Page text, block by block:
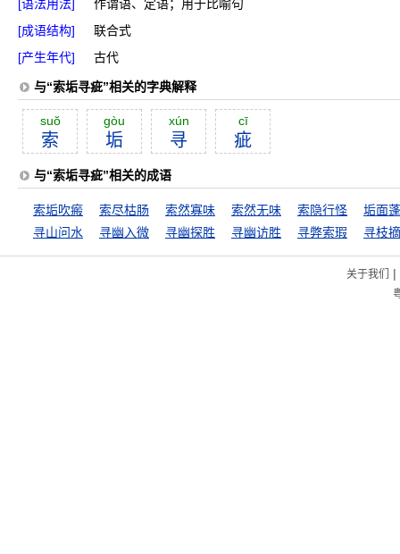
[语法用法]
作谓语、定语；用于比喻句
[成语结构]
联合式
[产生年代]
古代
与“索垢寻疵”相关的字典解释
suŏ
索
gòu
垢
xún
寻
cī
疵
与“索垢寻疵”相关的成语
索垢吹瘢 索尽枯肠 索然寡味 索然无味 索隐行怪
垢面
寻山问水
寻幽入微 寻幽探胜 寻幽访胜 寻弊索瑕 寻枝
关于我们 |